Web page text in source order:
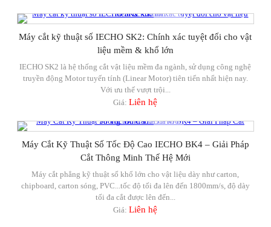
Máy cắt kỹ thuật số IECHO SK2: Chính xác tuyệt đối cho vật
liệu mềm & khổ lớn
IECHO SK2 là hệ thống cắt vật liệu mềm đa ngành, sử dụng công nghệ
truyền động Motor tuyến tính (Linear Motor) tiên tiến nhất hiện nay.
Với ưu thế vượt trội...
Giá:Liên hệ
Máy Cắt Kỹ Thuật Số Tốc Độ Cao IECHO BK4 – Giải Pháp
Cắt Thông Minh Thế Hệ Mới
Máy cắt phẳng kỹ thuật số khổ lớn cho vật liệu dày như carton,
chipboard, carton sóng, PVC...tốc độ tối đa lên đến 1800mm/s, độ dày
tối đa cắt được lên đến...
Giá:Liên hệ